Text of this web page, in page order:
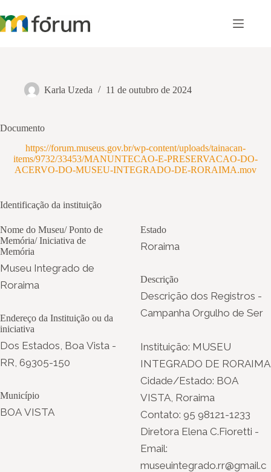
para
o
Karla Uzeda 11 de outubro de 2024
Documento
https://forum.museus.gov.br/wp-content/uploads/tainacan-
items/9732/33453/MANUNTECAO-E-PRESERVACAO-DO-
ACERVO-DO-MUSEU-INTEGRADO-DE-RORAIMA.mov
Identificação da instituição
Nome do Museu/ Ponto de
Memória/ Iniciativa de
Memória
Museu Integrado de
Roraima
Endereço da Instituição ou da
iniciativa
Dos Estados, Boa Vista -
RR, 69305-150
Município
BOA VISTA
Estado
Roraima
Descrição
Descrição dos Registros -
Campanha Orgulho de Ser
Instituição: MUSEU
INTEGRADO DE RORAIMA
Cidade/Estado: BOA
VISTA, Roraima
Contato: 95 98121-1233
Diretora Elena C.Fioretti -
Email:
museuintegrado.rr@gmail.c